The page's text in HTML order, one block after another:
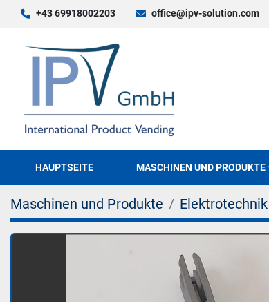
+43 69918002203 office@ipv-solution.com
HAUPTSEITE MASCHINEN UND PRODUKTE
Maschinen und Produkte Elektrotechnik